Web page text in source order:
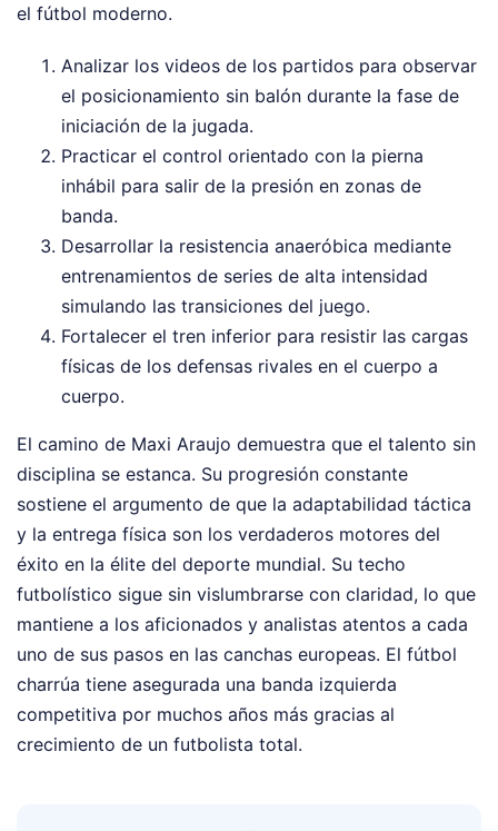
el fútbol moderno.
Analizar los videos de los partidos para observar
el posicionamiento sin balón durante la fase de
iniciación de la jugada.
Practicar el control orientado con la pierna
inhábil para salir de la presión en zonas de
banda.
Desarrollar la resistencia anaeróbica mediante
entrenamientos de series de alta intensidad
simulando las transiciones del juego.
Fortalecer el tren inferior para resistir las cargas
físicas de los defensas rivales en el cuerpo a
cuerpo.
El camino de Maxi Araujo demuestra que el talento sin
disciplina se estanca. Su progresión constante
sostiene el argumento de que la adaptabilidad táctica
y la entrega física son los verdaderos motores del
éxito en la élite del deporte mundial. Su techo
futbolístico sigue sin vislumbrarse con claridad, lo que
mantiene a los aficionados y analistas atentos a cada
uno de sus pasos en las canchas europeas. El fútbol
charrúa tiene asegurada una banda izquierda
competitiva por muchos años más gracias al
crecimiento de un futbolista total.